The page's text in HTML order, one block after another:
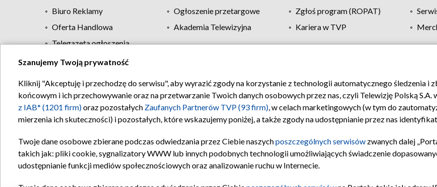
Biuro Reklamy
Ogłoszenie przetargowe Zgłoś program (ROPAT)
Oferta Handlowa
Akademia Telewizyjna Kariera w TVP
Telegazeta ogłoszenia
Regulamin TVP Polityka prywatności Moje zgody Pomoc
Szanujemy Twoją prywatność
Kliknij "Akceptuję i przechodzę do serwisu", aby wyrazić zgody na korzystanie z technologii automatycznego śledzenia i
końcowym i ich przechowywanie oraz na przetwarzanie Twoich danych osobowych przez nas, czyli Telewizję Polską S.A.
z IAB* (1201 firm)oraz pozostałych Zaufanych Partnerów TVP (93 firm), w celach marketingowych (w tym do
mierzenia ich skuteczności) i pozostałych, które wskazujemy poniżej, a także zgody na udostępnianie przez nas
Twoje dane osobowe zbierane podczas odwiedzania przez Ciebie naszychposzczególnych serwisów zwanych dalej
takich jak: pliki cookie, sygnalizatory WWW lub innych podobnych technologii umożliwiających świadczenie
udostępnianie funkcji mediów społecznościowych oraz analizowanie ruchu w Internecie.